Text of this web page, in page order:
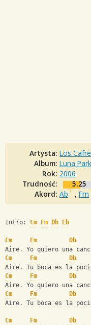
Artysta: Los
Album: Luna Park
Rok: 2006
Trudność:
5.25
Akord: Ab , Fm
Intro: Cm Fm Db Eb
Cm Fm Db
Aire. Yo quiero una
Cm
Fm Db
Aire. Tu boca es la
Cm
Fm Db
Aire. Yo quiero una
Cm
Fm Db
Aire. Tu boca es la
Cm Fm Db